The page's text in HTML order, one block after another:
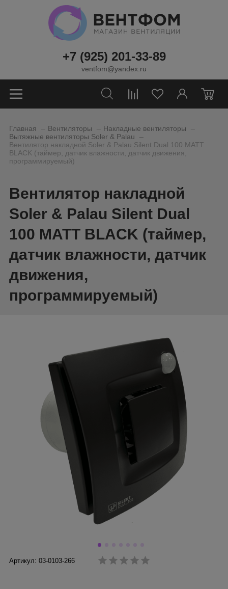
+7 (925) 201-33-89
ventfom@yandex.ru
0
Главная Вентиляторы Накладные вентиляторы
Вытяжные вентиляторы Soler & Palau _
Вентилятор накладной Soler & Palau Silent Dual 100 MATT
BLACK (таймер, датчик влажности, датчик движения,
программируемый)
Вентилятор накладной
Soler & Palau Silent Dual
100 MATT BLACK (таймер,
датчик влажности, датчик
движения,
программируемый)
Артикул: 03-0103-266